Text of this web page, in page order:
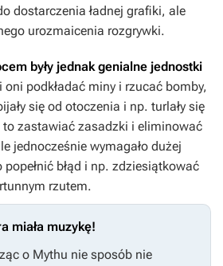
dostarczenia ładnej grafiki, ale
urozmaicenia rozgrywki.
były jednak genialne jednostki
oni podkładać miny i rzucać bomby,
się od otoczenia i np. turlały się
to zastawiać zasadzki i eliminować
jednocześnie wymagało dużej
popełnić błąd i np. zdziesiątkować
rzutem.
miała muzykę!
o Mythu nie sposób nie